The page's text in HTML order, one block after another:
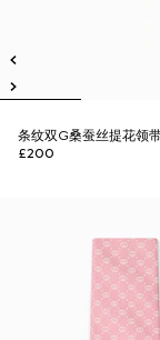
条纹双G桑蚕丝提花领
£200